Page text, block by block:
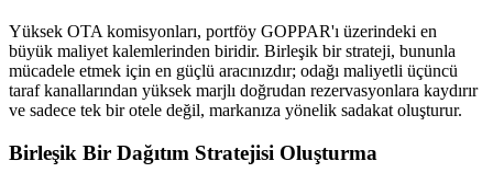
Yüksek OTA komisyonları, portföy GOPPAR'ı üzerindeki en
büyük maliyet kalemlerinden biridir. Birleşik bir strateji, bununla
mücadele etmek için en güçlü aracınızdır; odağı maliyetli üçüncü
taraf kanallarından yüksek marjlı doğrudan rezervasyonlara kaydırır
ve sadece tek bir otele değil, markanıza yönelik sadakat oluşturur.
Birleşik Bir Dağıtım Stratejisi Oluşturma